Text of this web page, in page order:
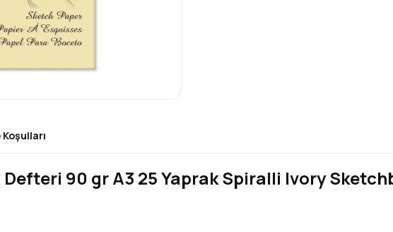
Defteri 90 gr A3 25 Yaprak Spiralli Ivory